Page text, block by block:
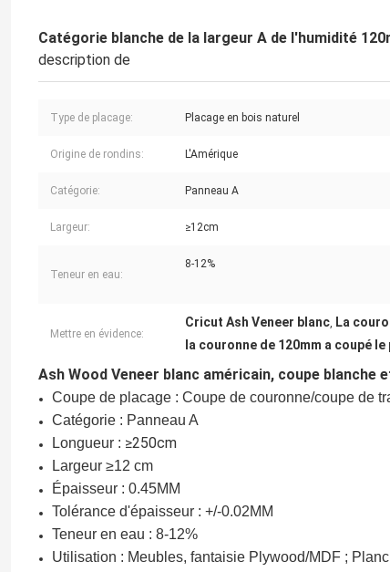
Catégorie blanche de la largeur A de l'humidité
description de
Type de placage: Placage en bois naturel
Origine de rondins: L'Amérique
Catégorie: Panneau A
Largeur: ≥12cm
Teneur en eau:
8-12%
Mettre en évidence:
Cricut Ash Veneer blanc, La
la couronne de 120mm a coupé
Ash Wood Veneer blanc américain, coupe
Coupe de placage : Coupe de couronne/coupe de
Catégorie : Panneau A
Longueur : ≥250cm
Largeur ≥12 cm
Épaisseur : 0.45MM
Tolérance d'épaisseur : +/-0.02MM
Teneur en eau : 8-12%
Utilisation : Meubles, fantaisie Plywood/MDF ;